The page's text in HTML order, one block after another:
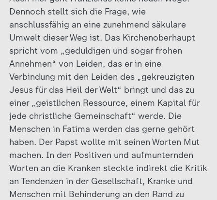
Dennoch stellt sich die Frage, wie
anschlussfähig an eine zunehmend säkulare
Umwelt dieser Weg ist. Das Kirchenoberhaupt
spricht vom „geduldigen und sogar frohen
Annehmen“ von Leiden, das er in eine
Verbindung mit den Leiden des „gekreuzigten
Jesus für das Heil der Welt“ bringt und das zu
einer „geistlichen Ressource, einem Kapital für
jede christliche Gemeinschaft“ werde. Die
Menschen in Fatima werden das gerne gehört
haben. Der Papst wollte mit seinen Worten Mut
machen. In den Positiven und aufmunternden
Worten an die Kranken steckte indirekt die Kritik
an Tendenzen in der Gesellschaft, Kranke und
Menschen mit Behinderung an den Rand zu